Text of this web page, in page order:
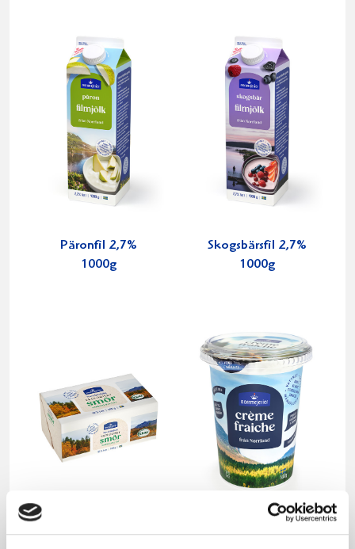
Päronfil 2,7%
1000g
Skogsbärsfil 2,7%
1000g